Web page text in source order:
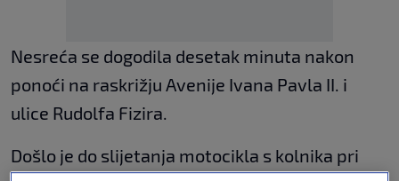
Nesreća se dogodila desetak minuta nakon
ponoći na raskrižju Avenije Ivana Pavla II. i
ulice Rudolfa Fizira.
Došlo je do slijetanja motocikla s kolnika pri